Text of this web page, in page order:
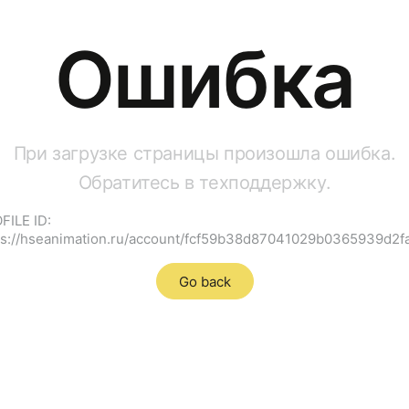
Ошибка
При загрузке страницы произошла ошибка.
Обратитесь в техподдержку.
ID:
hseanimation.ru/account/
Go back